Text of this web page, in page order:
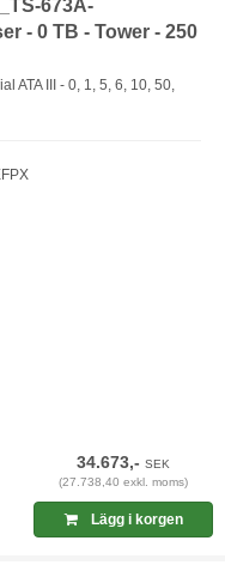
673A-
- 0 TB - Tower - 250
ATA III - 0, 1, 5, 6, 10, 50,
34.673,-SEK
(27.738,40 exkl. moms)
Lägg i korgen